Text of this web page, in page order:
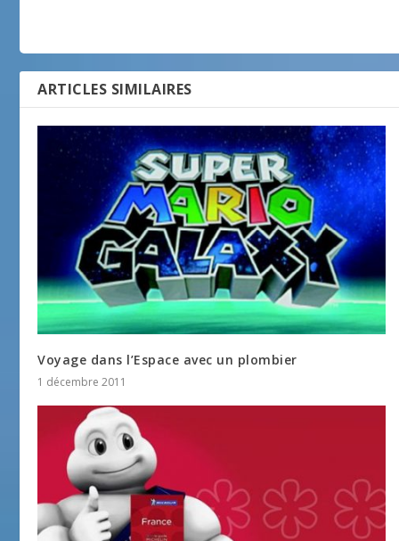
ARTICLES SIMILAIRES
Voyage dans l’Espace avec un plombier
1 décembre 2011